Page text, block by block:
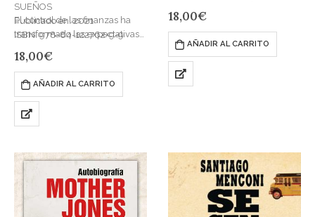
SUEÑOS
Publicado en: 2021
ISBN: 978-84-122762-9-9
El control de las finanzas ha
transformado las expectativas y
actores sociales. Las empresas
han dado prioridad…
18,00€
AÑADIR AL CARRITO
pobreza ya no se mide por la
falta de…
18,00€
AÑADIR AL CARRITO